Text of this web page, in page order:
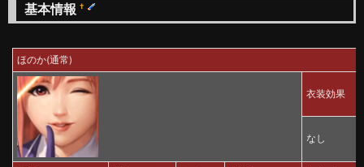
基本情報 †
ほのか(通常)
衣装効果
なし